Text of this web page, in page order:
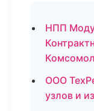
НПП
ООО
узлов и